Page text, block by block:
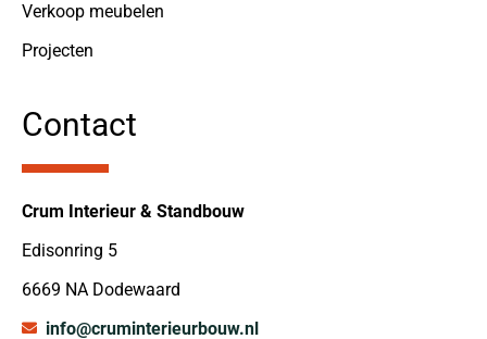
Verkoop meubelen
Projecten
Contact
Crum Interieur & Standbouw
Edisonring 5
6669 NA Dodewaard
info@cruminterieurbouw.nl